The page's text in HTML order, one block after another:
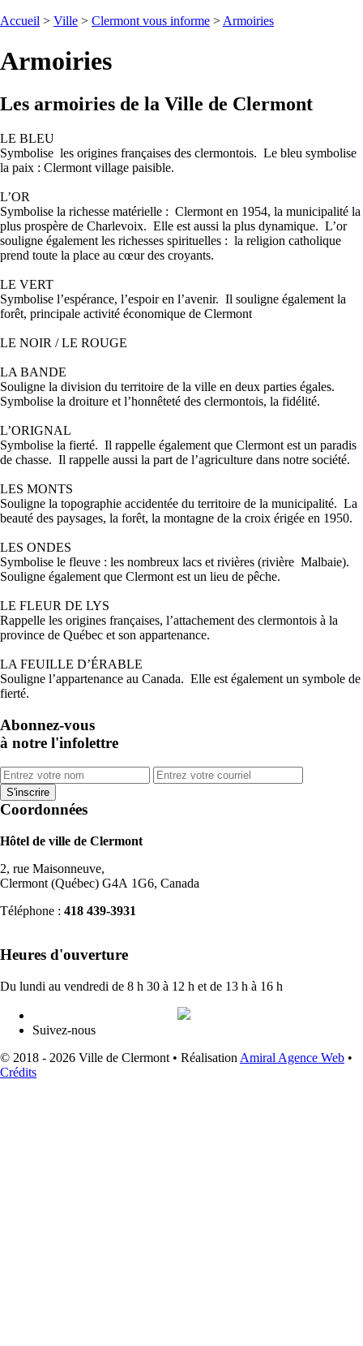
Accueil > Ville > Clermont vous informe > Armoiries
Armoiries
Les armoiries de la Ville de Clermont
LE BLEU
Symbolise les origines françaises des clermontois. Le bleu symbolise
la paix : Clermont village paisible.
L’OR
Symbolise la richesse matérielle : Clermont en 1954, la municipalité la
plus prospère de Charlevoix. Elle est aussi la plus dynamique. L’or
souligne également les richesses spirituelles : la religion catholique
prend toute la place au cœur des croyants.
LE VERT
Symbolise l’espérance, l’espoir en l’avenir. Il souligne également la
forêt, principale activité économique de Clermont
LE NOIR / LE ROUGE
LA BANDE
Souligne la division du territoire de la ville en deux parties égales.
Symbolise la droiture et l’honnêteté des clermontois, la fidélité.
L’ORIGNAL
Symbolise la fierté. Il rappelle également que Clermont est un paradis
de chasse. Il rappelle aussi la part de l’agriculture dans notre société.
LES MONTS
Souligne la topographie accidentée du territoire de la municipalité. La
beauté des paysages, la forêt, la montagne de la croix érigée en 1950.
LES ONDES
Symbolise le fleuve : les nombreux lacs et rivières (rivière Malbaie).
Souligne également que Clermont est un lieu de pêche.
LE FLEUR DE LYS
Rappelle les origines françaises, l’attachement des clermontois à la
province de Québec et son appartenance.
LA FEUILLE D’ÉRABLE
Souligne l’appartenance au Canada. Elle est également un symbole de
fierté.
Abonnez-vous
à notre l'infolettre
Coordonnées
Hôtel de ville de Clermont
2, rue Maisonneuve,
Clermont (Québec) G4A 1G6, Canada
Téléphone : 418 439-3931
Heures d'ouverture
Du lundi au vendredi de 8 h 30 à 12 h et de 13 h à 16 h
Suivez-nous
© 2018 - 2026 Ville de Clermont • Réalisation Amiral Agence Web •
Crédits